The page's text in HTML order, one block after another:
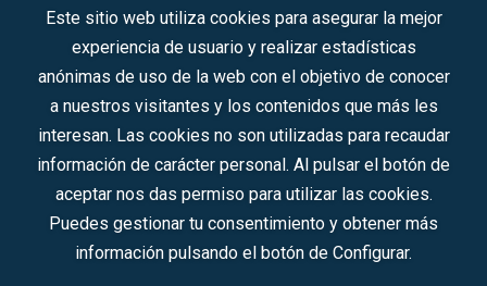
Contacto
Sociedad Mercantil Estatal para la Gestión de la Innovación y las
Síguenos en redes sociales:
Este sitio web utiliza cookies para asegurar la mejor
experiencia de usuario y realizar estadísticas
anónimas de uso de la web con el objetivo de conocer
a nuestros visitantes y los contenidos que más les
interesan. Las cookies no son utilizadas para recaudar
información de carácter personal. Al pulsar el botón de
aceptar nos das permiso para utilizar las cookies.
Puedes gestionar tu consentimiento y obtener más
información pulsando el botón de Configurar.